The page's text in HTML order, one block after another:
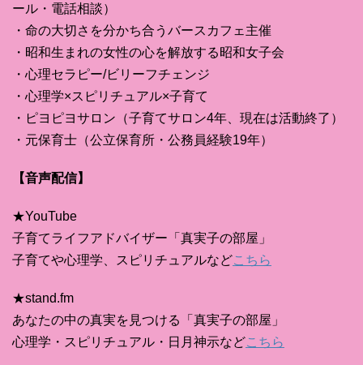
ール・電話相談）
・命の大切さを分かち合うバースカフェ主催
・昭和生まれの女性の心を解放する昭和女子会
・心理セラピー/ビリーフチェンジ
・心理学×スピリチュアル×子育て
・ピヨピヨサロン（子育てサロン4年、現在は活動終了）
・元保育士（公立保育所・公務員経験19年）
【音声配信】
★YouTube
子育てライフアドバイザー「真実子の部屋」
子育てや心理学、スピリチュアルなどこちら
★stand.fm
あなたの中の真実を見つける「真実子の部屋」
心理学・スピリチュアル・日月神示などこちら